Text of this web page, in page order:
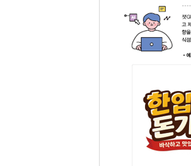
영상 생성을 위한 프롬
02 챗GPT와 소라
구체적인 영상 프롬프트
03 챗GPT 계정으로 영
소라(Sora) 실행하기
알아두기·챗GPT 요금
소라(Sora) 메인 화면 살